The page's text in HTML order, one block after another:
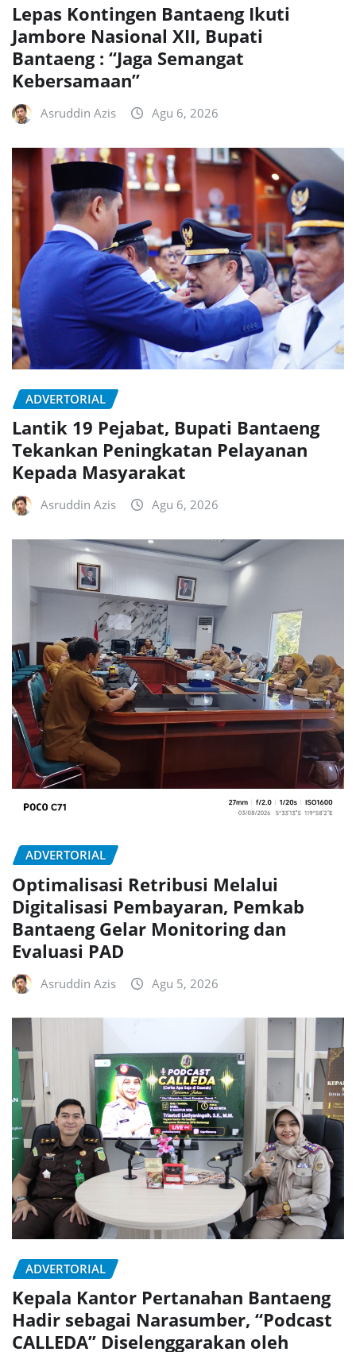
Lepas Kontingen Bantaeng Ikuti
Jambore Nasional XII, Bupati
Bantaeng : “Jaga Semangat
Kebersamaan”
Asruddin Azis Agu 6, 2026
ADVERTORIAL
Lantik 19 Pejabat, Bupati Bantaeng
Tekankan Peningkatan Pelayanan
Kepada Masyarakat
Asruddin Azis Agu 6, 2026
ADVERTORIAL
Optimalisasi Retribusi Melalui
Digitalisasi Pembayaran, Pemkab
Bantaeng Gelar Monitoring dan
Evaluasi PAD
Asruddin Azis Agu 5, 2026
ADVERTORIAL
Kepala Kantor Pertanahan Bantaeng
Hadir sebagai Narasumber, “Podcast
CALLEDA” Diselenggarakan oleh